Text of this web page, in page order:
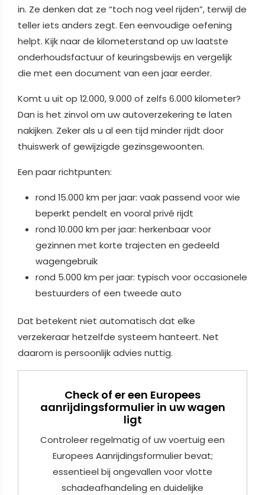
in. Ze denken dat ze “toch nog veel rijden”, terwijl de
teller iets anders zegt. Een eenvoudige oefening
helpt. Kijk naar de kilometerstand op uw laatste
onderhoudsfactuur of keuringsbewijs en vergelijk
die met een document van een jaar eerder.
Komt u uit op 12.000, 9.000 of zelfs 6.000 kilometer?
Dan is het zinvol om uw autoverzekering te laten
nakijken. Zeker als u al een tijd minder rijdt door
thuiswerk of gewijzigde gezinsgewoonten.
Een paar richtpunten:
rond 15.000 km per jaar: vaak passend voor wie
beperkt pendelt en vooral privé rijdt
rond 10.000 km per jaar: herkenbaar voor
gezinnen met korte trajecten en gedeeld
wagengebruik
rond 5.000 km per jaar: typisch voor occasionele
bestuurders of een tweede auto
Dat betekent niet automatisch dat elke
verzekeraar hetzelfde systeem hanteert. Net
daarom is persoonlijk advies nuttig.
Check of er een Europees
aanrijdingsformulier in uw wagen
ligt
Controleer regelmatig of uw voertuig een
Europees Aanrijdingsformulier bevat;
essentieel bij ongevallen voor vlotte
schadeafhandeling en duidelijke